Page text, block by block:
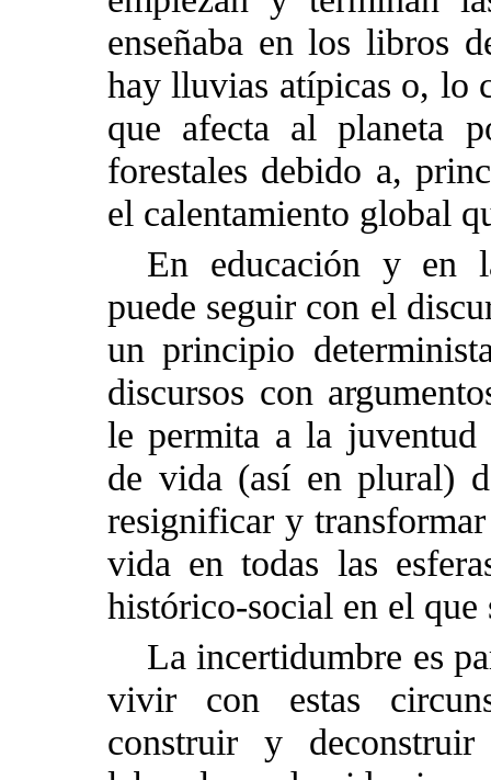
enseñaba en los libros
hay lluvias atípicas o, lo
que afecta al planeta
forestales debido a,
el calentamiento global
En educación y en
puede seguir con el
un principio
discursos con
le permita a la juventud
de vida (así en plural)
resignificar y
vida en todas las
histórico-social en el que
La incertidumbre es
vivir con estas
construir y deconstruir